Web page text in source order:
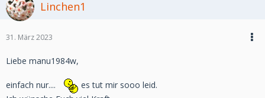
Linchen1
31. März 2023
Liebe manu1984w,
einfach nur....
es tut mir sooo leid.